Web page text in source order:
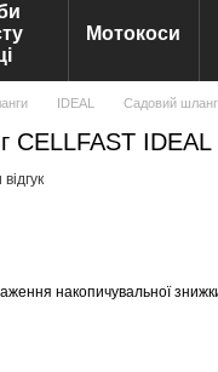
Мотокоси
IDEAL Садовий
СELLFAST
накопичувальної